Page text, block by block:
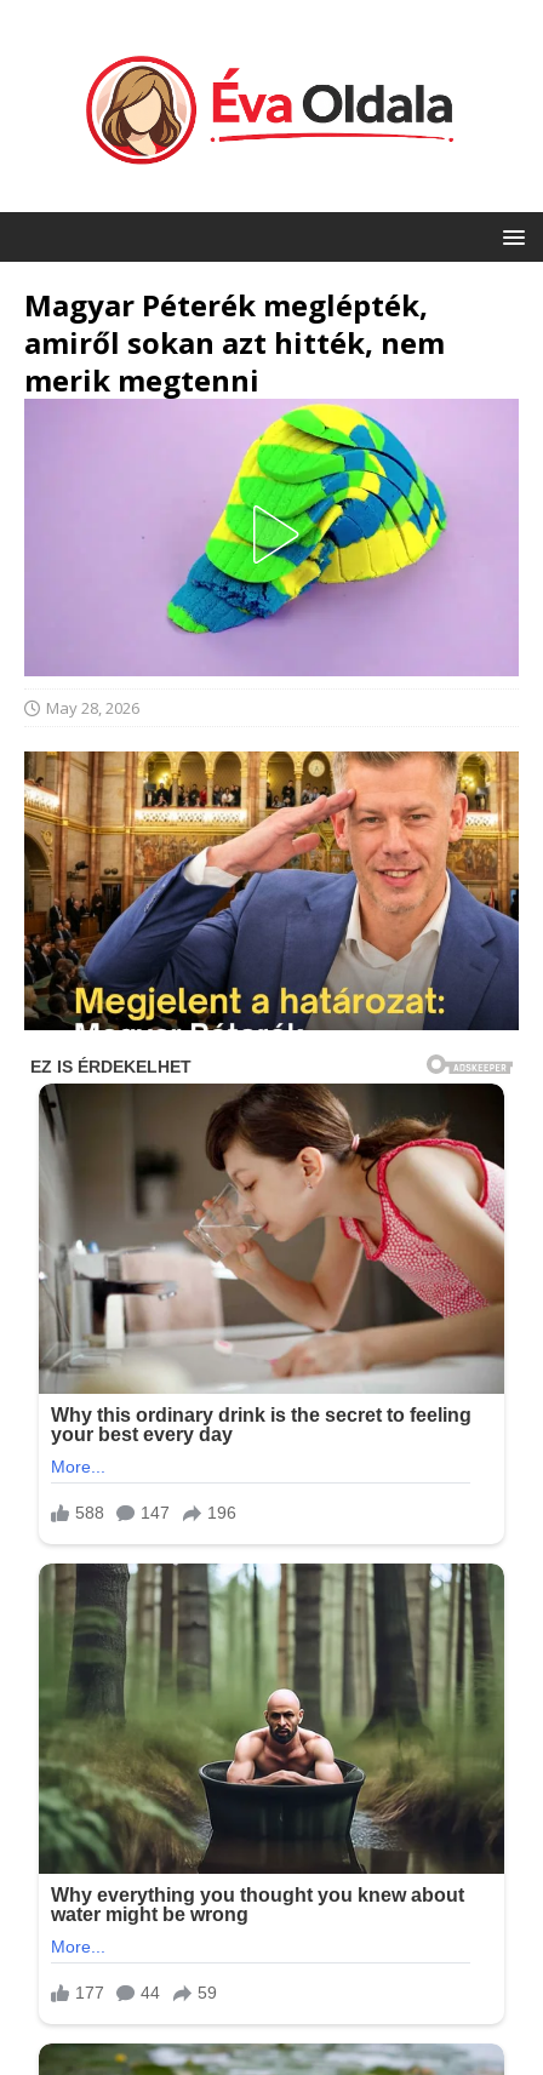
Magyar Péterék meglépték,
amiről sokan azt hitték, nem
merik megtenni
May 28, 2026